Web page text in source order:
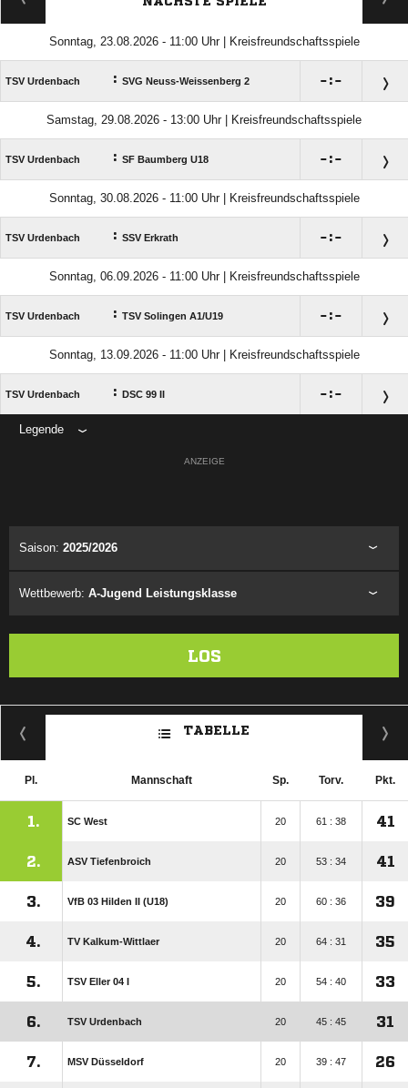
Sonntag, 23.08.2026 - 11:00 Uhr | Kreisfreundschaftsspiele
TSV Urdenbach : SVG Neuss-Weissenberg 2 :
Samstag, 29.08.2026 - 13:00 Uhr | Kreisfreundschaftsspiele
TSV Urdenbach : SF Baumberg U18 :
Sonntag, 30.08.2026 - 11:00 Uhr | Kreisfreundschaftsspiele
TSV Urdenbach : SSV Erkrath :
Sonntag, 06.09.2026 - 11:00 Uhr | Kreisfreundschaftsspiele
TSV Urdenbach : TSV Solingen A1/​U19 :
Sonntag, 13.09.2026 - 11:00 Uhr | Kreisfreundschaftsspiele
TSV Urdenbach : DSC 99 II :
Legende
ANZEIGE
Saison: 2025/2026
Wettbewerb: A-Jugend Leistungsklasse
LOS
TABELLE
Pl. Mannschaft Sp. Torv. Pkt.
1. SC West 20 61 : 38 41
2. ASV Tiefenbroich 20 53 : 34 41
3. VfB 03 Hilden II (U18) 20 60 : 36 39
4. TV Kalkum-Wittlaer 20 64 : 31 35
5. TSV Eller 04 I 20 54 : 40 33
6. TSV Urdenbach 20 45 : 45 31
7. MSV Düsseldorf 20 39 : 47 26